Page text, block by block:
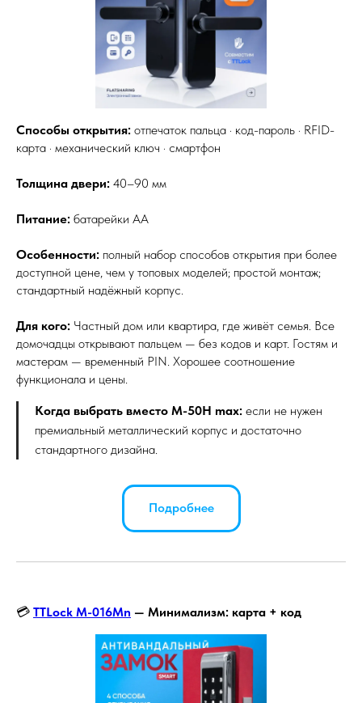
Способы открытия: отпечаток пальца · код-пароль · RFID-
карта · механический ключ · смартфон
Толщина двери: 40–90 мм
Питание: батарейки АА
Особенности: полный набор способов открытия при более
доступной цене, чем у топовых моделей; простой монтаж;
стандартный надёжный корпус.
Для кого: Частный дом или квартира, где живёт семья. Все
домочадцы открывают пальцем — без кодов и карт. Гостям и
мастерам — временный PIN. Хорошее соотношение
функционала и цены.
Когда выбрать вместо M-50H max: если не нужен
премиальный металлический корпус и достаточно
стандартного дизайна.
Подробнее
💳 TTLock M-016Mn — Минимализм: карта + код